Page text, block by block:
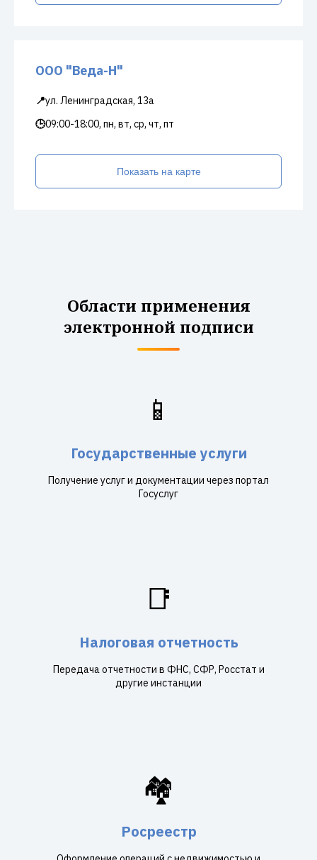
ООО "Веда-Н"
📍ул. Ленинградская, 13а
🕒09:00-18:00, пн, вт, ср, чт, пт
Показать на карте
Области применения
электронной подписи
📱
Государственные услуги
Получение услуг и документации через портал
Госуслуг
📑
Налоговая отчетность
Передача отчетности в ФНС, СФР, Росстат и
другие инстанции
🏘️
Росреестр